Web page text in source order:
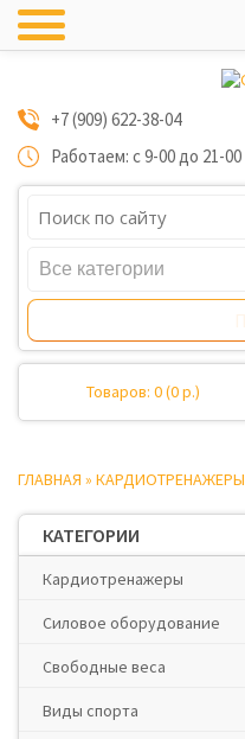
+7 (909) 622-38-04
Работаем: с 9-00 до 21-00
Товаров: 0 (0 р.)
ГЛАВНАЯ » КАРДИОТРЕНАЖЕРЫ
КАТЕГОРИИ
Кардиотренажеры
Силовое оборудование
Свободные веса
Виды спорта